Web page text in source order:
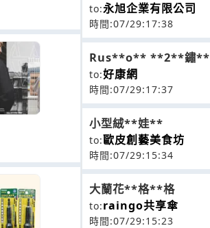
to:永旭企業有限公司
時間:07/29:17:38
Rus**o** **2**鏽**
to:好康網
時間:07/29:17:37
小型絨**娃**
to:歐皮創藝美食坊
時間:07/29:15:34
大蘭花**格**格
to:raingo共享傘
時間:07/29:15:23